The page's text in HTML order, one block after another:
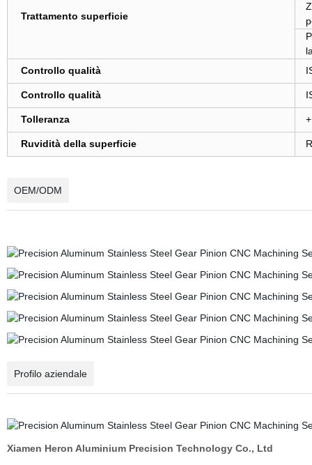
Trattamento superficie
Controllo qualità
Controllo qualità
Tolleranza
Ruvidità della superficie
OEM/ODM
Profilo aziendale
Xiamen Heron Aluminium Precision Technology Co., Ltd